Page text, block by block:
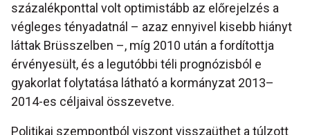
százalékponttal volt optimistább az előrejelzés a
végleges tényadatnál – azaz ennyivel kisebb hiányt
láttak Brüsszelben –, míg 2010 után a fordítottja
érvényesült, és a legutóbbi téli prognózisból e
gyakorlat folytatása látható a kormányzat 2013–
2014-es céljaival összevetve.
Politikai szempontból viszont visszaüthet a túlzott